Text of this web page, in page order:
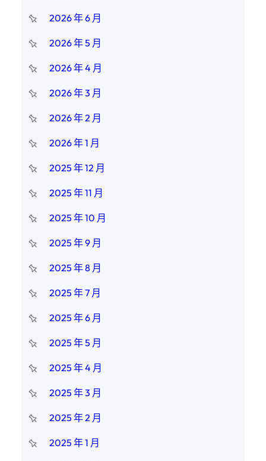
2026 年 6 月
2026 年 5 月
2026 年 4 月
2026 年 3 月
2026 年 2 月
2026 年 1 月
2025 年 12 月
2025 年 11 月
2025 年 10 月
2025 年 9 月
2025 年 8 月
2025 年 7 月
2025 年 6 月
2025 年 5 月
2025 年 4 月
2025 年 3 月
2025 年 2 月
2025 年 1 月